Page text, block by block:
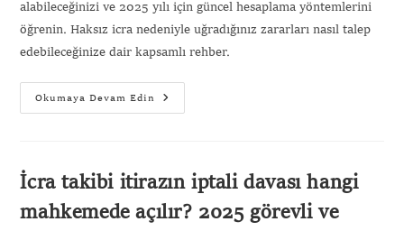
alabileceğinizi ve 2025 yılı için güncel hesaplama yöntemlerini
öğrenin. Haksız icra nedeniyle uğradığınız zararları nasıl talep
edebileceğinize dair kapsamlı rehber.
Okumaya Devam Edin
İcra takibi itirazın iptali davası hangi
mahkemede açılır? 2025 görevli ve